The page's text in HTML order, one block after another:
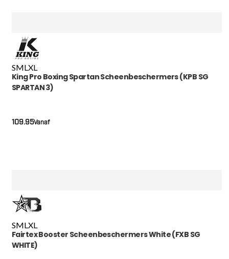
SMLXL
King Pro Boxing Spartan Scheenbeschermers (KPB SG
SPARTAN 3)
Vanaf
109.95
SMLXL
Fairtex Booster Scheenbeschermers White (FXB SG
WHITE)